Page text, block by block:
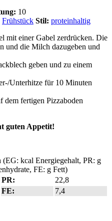
10
Frühstück Stil: proteinhaltig
mit einer Gabel zerdrücken. Die
und die Milch dazugeben und
geben und zu einem
Unterhitze für 10 Minuten
dem fertigen Pizzaboden
guten Appetit!
kcal Energiegehalt, PR: g
FE: g Fett)
PR:
22,8
FE: 7,4